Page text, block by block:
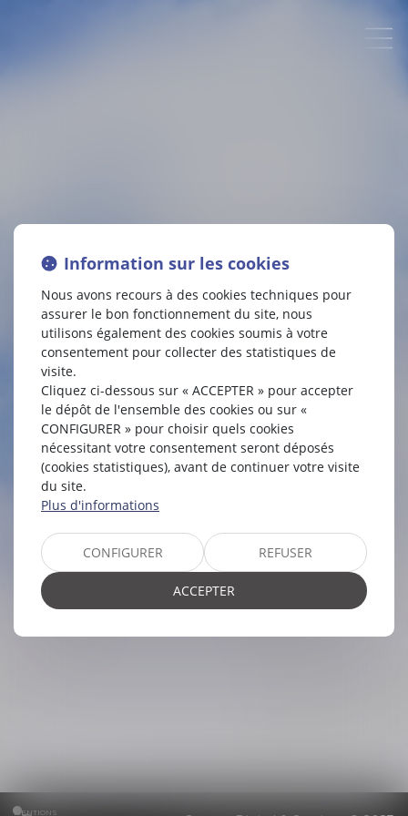
CLF AVOCATS DEVIENT
KŌBŌ AVOCATS
RETROUVEZ NOUS SURWWW.KOBO-
AVOCATS.FR
MENTIONS
Information sur les cookies
Nous avons recours à des cookies techniques pour
assurer le bon fonctionnement du site, nous
utilisons également des cookies soumis à votre
consentement pour collecter des statistiques de
visite.
Cliquez ci-dessous sur « ACCEPTER » pour accepter
le dépôt de l'ensemble des cookies ou sur «
CONFIGURER » pour choisir quels cookies
nécessitant votre consentement seront déposés
(cookies statistiques), avant de continuer votre visite
du site.
Plus d'informations
CONFIGURER REFUSER
ACCEPTER